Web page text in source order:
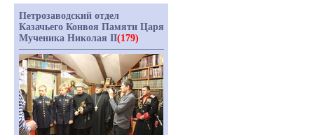
Петрозаводский отдел
Казачьего Конвоя Памяти Царя
Мученика Николая II(179)